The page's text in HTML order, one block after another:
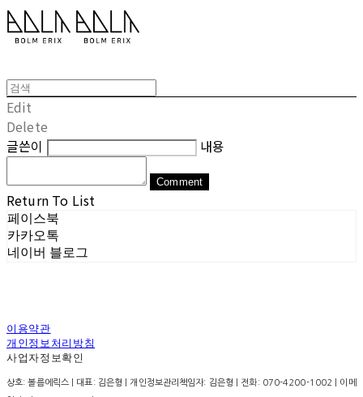
Edit
Delete
글쓴이
내용
Comment
Return To List
페이스북
카카오톡
네이버 블로그
이용약관
개인정보처리방침
사업자정보확인
상호: 볼름에릭스 | 대표: 김은형 | 개인정보관리책임자: 김은형 | 전화: 070-4200-1002 | 이메